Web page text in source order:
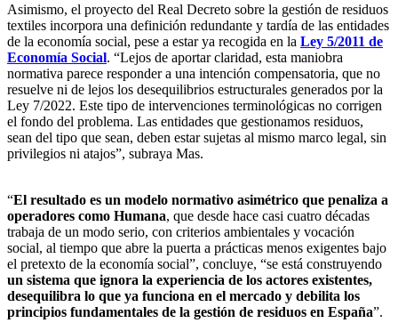
Asimismo, el proyecto del Real Decreto sobre la gestión de residuos
textiles incorpora una definición redundante y tardía de las entidades
de la economía social, pese a estar ya recogida en la Ley 5/2011 de
Economía Social. “Lejos de aportar claridad, esta maniobra
normativa parece responder a una intención compensatoria, que no
resuelve ni de lejos los desequilibrios estructurales generados por la
Ley 7/2022. Este tipo de intervenciones terminológicas no corrigen
el fondo del problema. Las entidades que gestionamos residuos,
sean del tipo que sean, deben estar sujetas al mismo marco legal, sin
privilegios ni atajos”, subraya Mas.
“El resultado es un modelo normativo asimétrico que penaliza a
operadores como Humana, que desde hace casi cuatro décadas
trabaja de un modo serio, con criterios ambientales y vocación
social, al tiempo que abre la puerta a prácticas menos exigentes bajo
el pretexto de la economía social”, concluye, “se está construyendo
un sistema que ignora la experiencia de los actores existentes,
desequilibra lo que ya funciona en el mercado y debilita los
principios fundamentales de la gestión de residuos en España”.